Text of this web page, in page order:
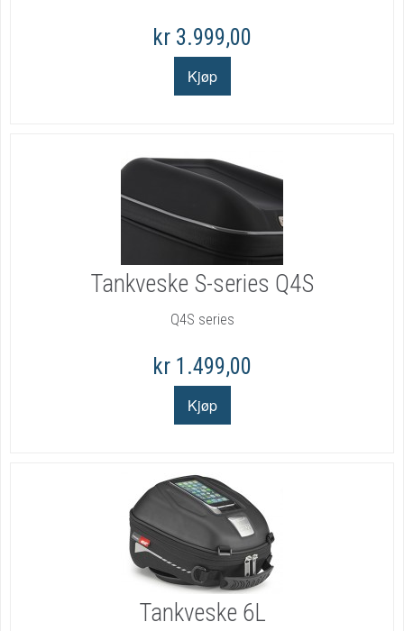
kr 3.999,00
Tankveske S-series Q4S
Q4S series
kr 1.499,00
Tankveske 6L